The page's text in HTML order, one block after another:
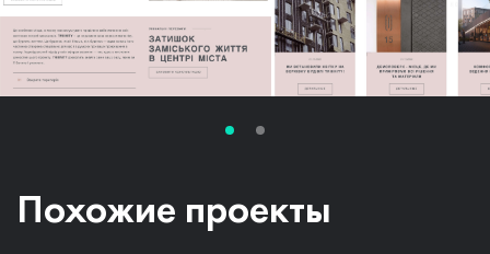
Похожие проекты